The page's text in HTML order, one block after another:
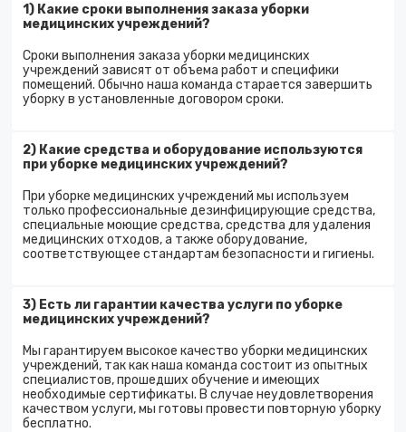
1) Какие сроки выполнения заказа уборки
медицинских учреждений?
Сроки выполнения заказа уборки медицинских
учреждений зависят от объема работ и специфики
помещений. Обычно наша команда старается завершить
уборку в установленные договором сроки.
2) Какие средства и оборудование используются
при уборке медицинских учреждений?
При уборке медицинских учреждений мы используем
только профессиональные дезинфицирующие средства,
специальные моющие средства, средства для удаления
медицинских отходов, а также оборудование,
соответствующее стандартам безопасности и гигиены.
3) Есть ли гарантии качества услуги по уборке
медицинских учреждений?
Мы гарантируем высокое качество уборки медицинских
учреждений, так как наша команда состоит из опытных
специалистов, прошедших обучение и имеющих
необходимые сертификаты. В случае неудовлетворения
качеством услуги, мы готовы провести повторную уборку
бесплатно.